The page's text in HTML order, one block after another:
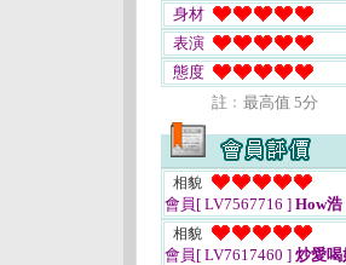
身材
表演
態度
註﹕最高值 5分
相貌
會員[ LV7567716 ] How浩
相貌
會員[ LV7617460 ] 炒愛喝